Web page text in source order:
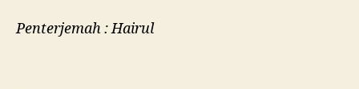
Penterjemah : Hairul